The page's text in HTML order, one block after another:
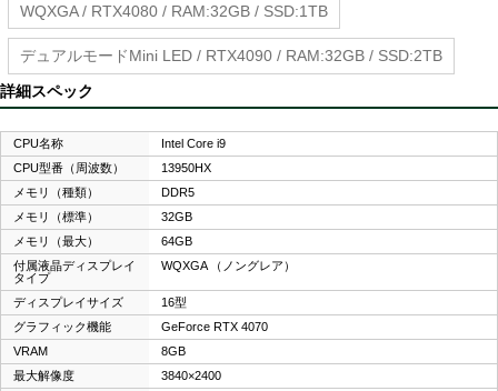
WQXGA / RTX4080 / RAM:32GB / SSD:1TB
デュアルモードMini LED / RTX4090 / RAM:32GB / SSD:2TB
詳細スペック
CPU名称
Intel Core i9
CPU型番（周波数）
13950HX
メモリ（種類）
DDR5
メモリ（標準）
32GB
メモリ（最大）
64GB
付属液晶ディスプレイ
タイプ
WQXGA （ノングレア）
ディスプレイサイズ
16型
グラフィック機能
GeForce RTX 4070
VRAM
8GB
最大解像度
3840×2400